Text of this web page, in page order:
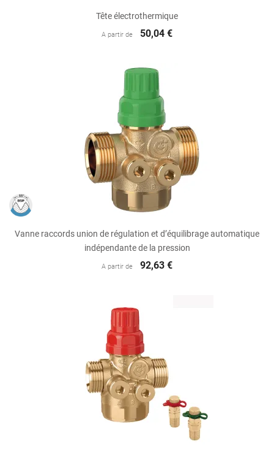
Tête électrothermique
A partir de 50,04 €
Vanne raccords union de régulation et d’équilibrage automatique
indépendante de la pression
A partir de 92,63 €